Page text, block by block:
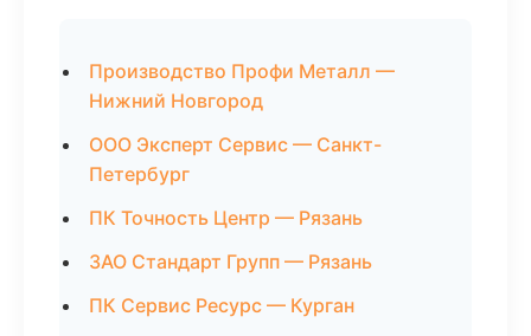
Производство Профи Металл —
Нижний Новгород
ООО Эксперт Сервис — Санкт-
Петербург
ПК Точность Центр — Рязань
ЗАО Стандарт Групп — Рязань
ПК Сервис Ресурс — Курган